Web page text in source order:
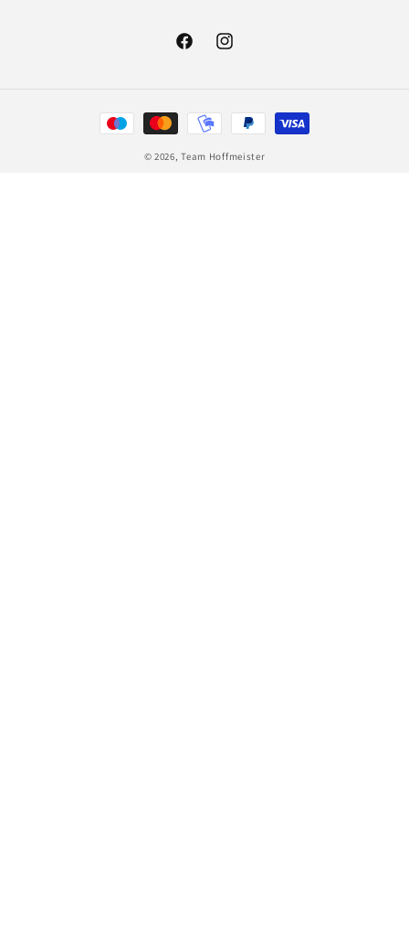
FacebookInstagram
Zahlungsmethoden
© 2026,Team Hoffmeister